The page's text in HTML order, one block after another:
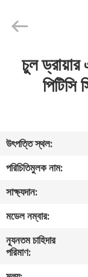
বাড়ি
আমাদের
সম্বন্ধে
কারখানা
পরিদর্শন
চুল ড্রায়ার
উৎপত্তি স্থল:
পরিচিতিমুলক নাম:
সাক্ষ্যদান:
মডেল নম্বার:
ন্যূনতম চাহিদার
পরিমাণ: